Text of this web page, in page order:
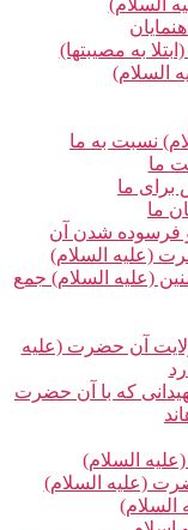
(علیه السلام) جمع
ولایت آن حضرت (علیه
که با آن حضرت